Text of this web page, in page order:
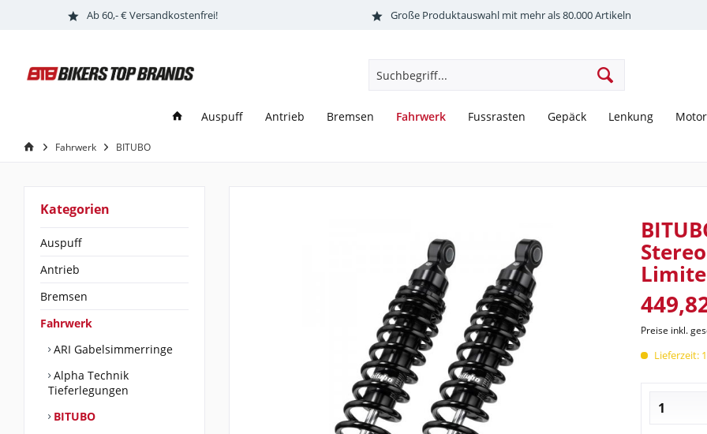
Ab 60,- € Versandkostenfrei! Große Produktauswahl mit mehr als 80.000 Artikeln
Auspuff Antrieb Bremsen Fahrwerk Fussrasten Gepäck Lenkung Motor
Fahrwerk BITUBO
Kategorien
Auspuff
Antrieb
Bremsen
Fahrwerk
ARI Gabelsimmerringe
Alpha Technik
Tieferlegungen
BITUBO
Preise inkl.
Lieferzeit: